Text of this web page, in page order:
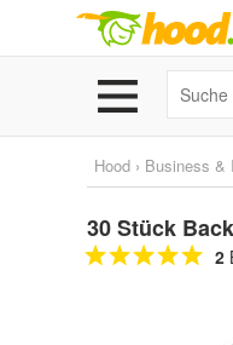
Hood › Business &
30 Stück
2